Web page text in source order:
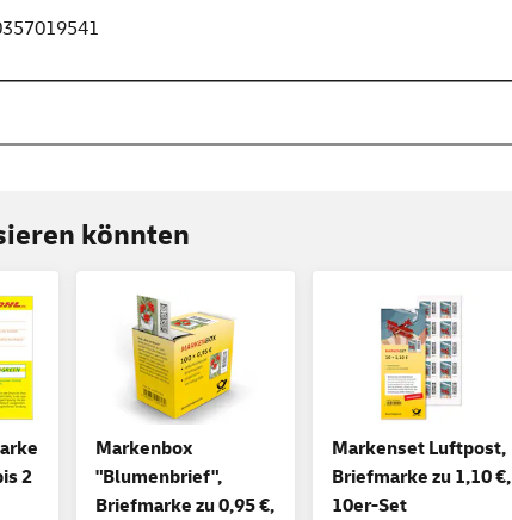
könnten
2
Markenbox
"Blumenbrief",
Briefmarke zu 0,95 €,
Markenset Luftpost,
Briefmarke zu 1,10 €,
10er-Set